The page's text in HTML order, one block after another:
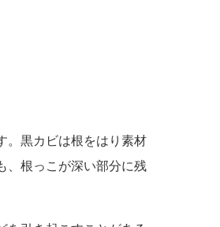
。黒カビは根をはり素材
、根っこが深い部分に残